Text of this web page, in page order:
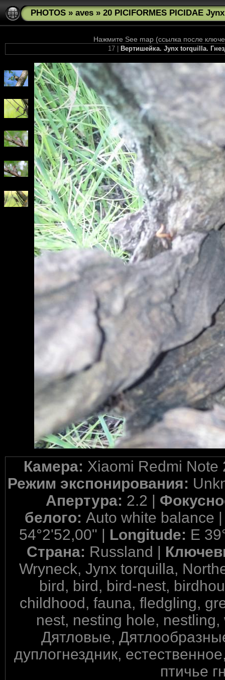
PHOTOS » aves » 20 PICIFORMES PICIDAE
Нажмите See map (ссылка после
17 | Вертишейка. Jynx torquilla.
Камера: Xiaomi Redmi
Режим экспонирования:
Апертура: 2.2 |
белого:Auto white balance
54°2'52,00" | Longitude: E
Страна: Russland |
Wryneck, Jynx torquilla,
bird, bird, bird-nest,
childhood, fauna, fledgling,
nest, nesting hole,
Дятловые,
дуплогнездник,
птичье